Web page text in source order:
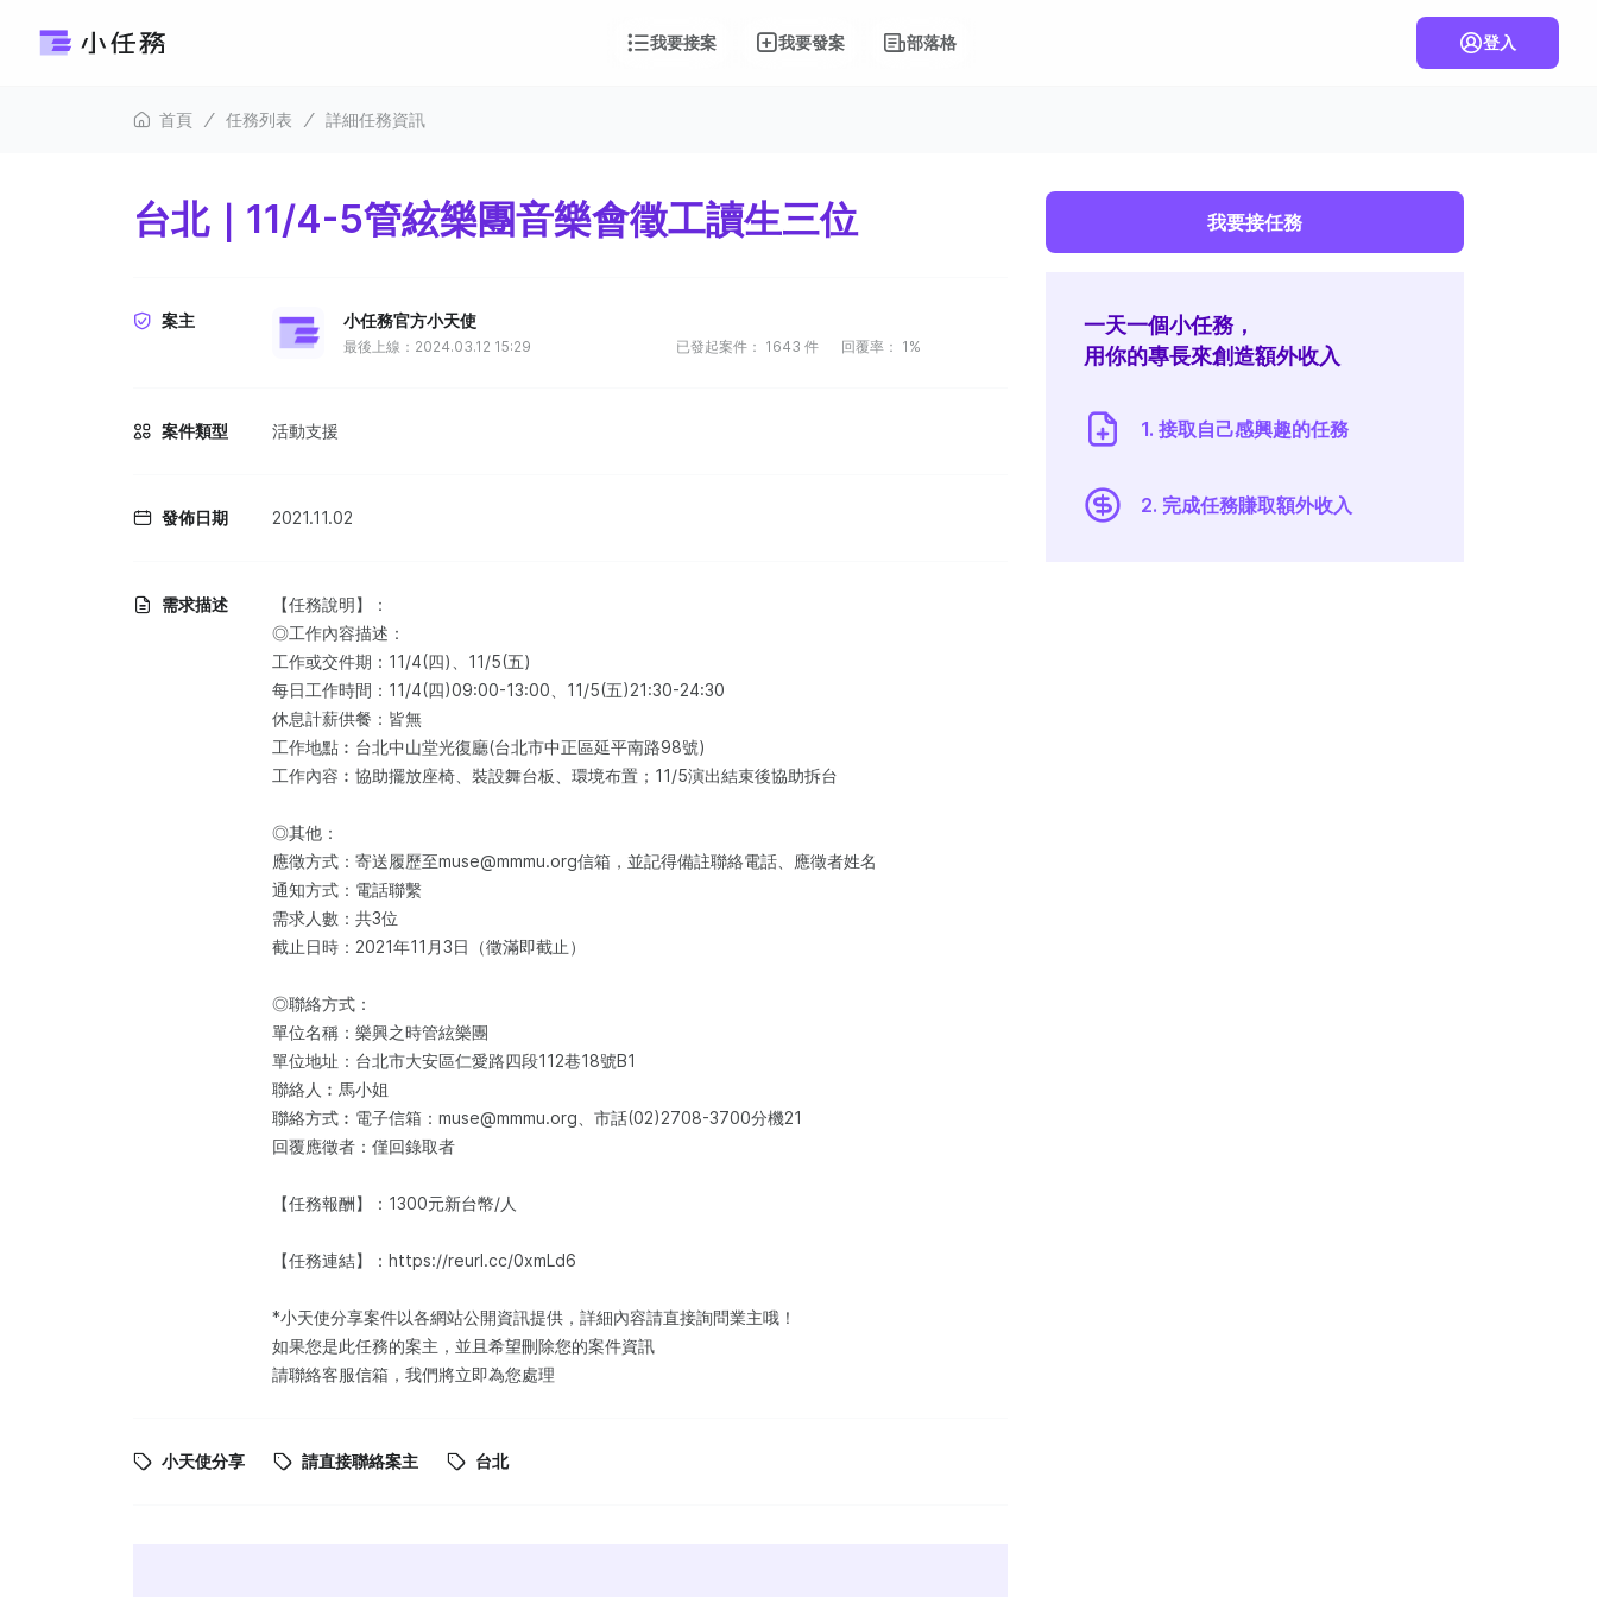
我要接案 我要發案 部落格 登入
首頁 任務列表 詳細任務資訊
台北｜11/4-5管絃樂團音樂會徵工讀生三位
案主 小任務官方小天使
最後上線：2024.03.12 15:29 已發起案件： 1643 件 回覆率： 1%
案件類型 活動支援
發佈日期 2021.11.02
需求描述
【任務說明】：​
◎工作內容描述：​
工作或交件期：11/4(四)、11/5(五)
每日工作時間：11/4(四)09:00-13:00、11/5(五)21:30-24:30
休息計薪供餐：皆無
工作地點︰台北中山堂光復廳(台北市中正區延平南路98號)
工作內容︰協助擺放座椅、裝設舞台板、環境布置；11/5演出結束後協助拆台
◎其他：
應徵方式：寄送履歷至muse@mmmu.org信箱，並記得備註聯絡電話、應徵者姓名
通知方式：電話聯繫
需求人數：共3位
截止日時：2021年11月3日（徵滿即截止）
◎聯絡方式：
單位名稱：樂興之時管絃樂團
單位地址：台北市大安區仁愛路四段112巷18號B1
聯絡人︰馬小姐
聯絡方式︰電子信箱：muse@mmmu.org、市話(02)2708-3700分機21
回覆應徵者：僅回錄取者
【任務報酬】：1300元新台幣/人
【任務連結】：https://reurl.cc/0xmLd6
*小天使分享案件以各網站公開資訊提供，詳細內容請直接詢問業主哦！
如果您是此任務的案主，並且希望刪除您的案件資訊
請聯絡客服信箱，我們將立即為您處理
小天使分享 請直接聯絡案主 台北
我要接任務
一天一個小任務，
用你的專長來創造額外收入
1. 接取自己感興趣的任務
2. 完成任務賺取額外收入